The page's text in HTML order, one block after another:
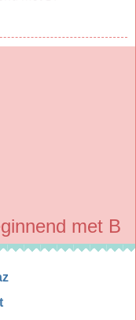
met B